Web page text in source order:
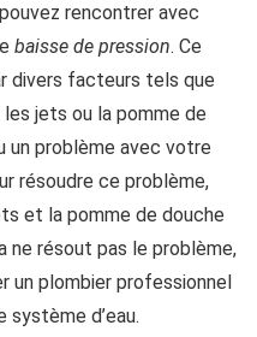
rencontrer avec
baisse de pression. Ce
divers facteurs tels que
les jets ou la pomme de
un problème avec votre
résoudre ce problème,
et la pomme de douche
ne résout pas le problème,
un plombier professionnel
d’eau.